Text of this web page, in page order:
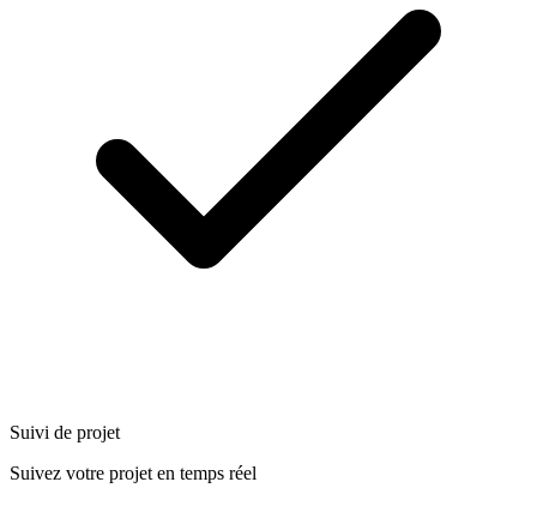
Suivi de projet
Suivez votre projet en temps réel